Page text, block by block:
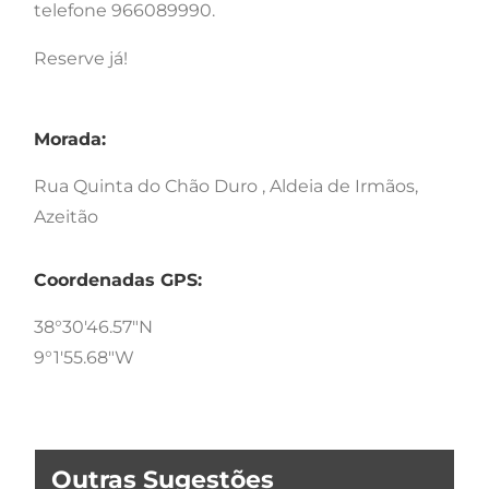
telefone 966089990.
Reserve já!
Morada:
Rua Quinta do Chão Duro , Aldeia de Irmãos,
Azeitão
Coordenadas GPS:
38°30'46.57"N
9°1'55.68"W
Outras Sugestões